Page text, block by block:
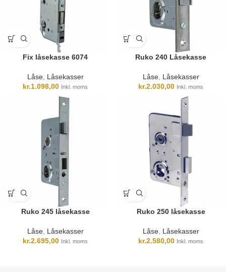
Fix låsekasse 6074
Låse, Låsekasser
kr.1.098,00 Inkl. moms
Ruko 240 Låsekasse
Låse, Låsekasser
kr.2.030,00 Inkl. moms
Ruko 245 låsekasse
Låse, Låsekasser
kr.2.695,00 Inkl. moms
Ruko 250 låsekasse
Låse, Låsekasser
kr.2.580,00 Inkl. moms